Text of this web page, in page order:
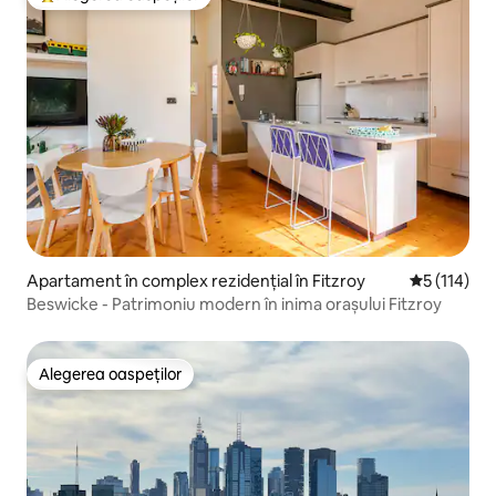
Locuință din topul categoriei Alegerea oaspeților
Apartament în complex rezidențial în Fitzroy Scor
5 (114)
Beswicke - Patrimoniu modern în inima orașului Fitzroy
Alegerea oaspeților
Alegerea oaspeților